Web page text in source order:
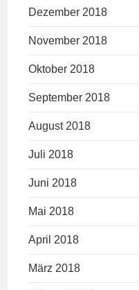
Dezember 2018
November 2018
Oktober 2018
September 2018
August 2018
Juli 2018
Juni 2018
Mai 2018
April 2018
März 2018